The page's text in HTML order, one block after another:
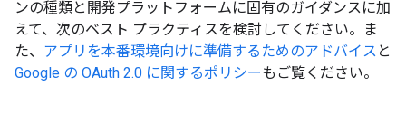
ンの種類と開発プラットフォームに固有のガイダンスに加
えて、次のベスト プラクティスを検討してください。ま
た、 アプリを本番環境向けに準備するためのアドバイス と
Google の OAuth 2.0 に関するポリシーもご覧ください。